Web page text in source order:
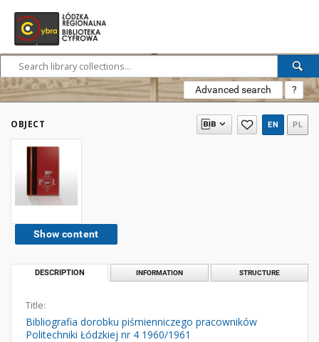
Advanced search ?
OBJECT EN PL
Show content
DESCRIPTION INFORMATION STRUCTURE
Title:
Bibliografia dorobku piśmienniczego pracowników
Politechniki Łódzkiej nr 4 1960/1961